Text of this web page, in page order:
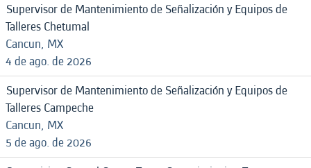
Supervisor de Mantenimiento de Señalización y Equipos de
Talleres Chetumal
Cancun, MX
4 de ago. de 2026
Supervisor de Mantenimiento de Señalización y Equipos de
Talleres Campeche
Cancun, MX
5 de ago. de 2026